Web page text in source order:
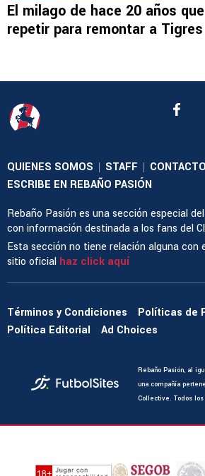
El milago de hace 20 años
repetir para remontar a Tigres
QUIENES SOMOS | STAFF | CONTACTO
ESCRIBE EN REBAÑO PASIÓN
Rebaño Pasión es una sección especial
con información destinada a los fans del
Esta sección no tiene relación alguna con
sitio oficial haz click aquí
Términos y Condiciones
Políticas de
Política Editorial
Ad Choices
Rebaño Pasión, al
una compañía
Collective. Todos